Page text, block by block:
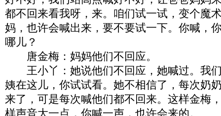
都不回来看我呀，来。咱们试一试，变个魔
妈，也许会喊出来，要不要试一下。你喊，
哪儿？
唐金梅：妈妈他们不回应。
王小丫：她说他们不回应，她喊过。我
姨在这儿，你试试看。她不相信了，每次奶
来了，可是每次喊他们都不回来。这样金梅
样声音大一点，你喊一声，也许会来的。